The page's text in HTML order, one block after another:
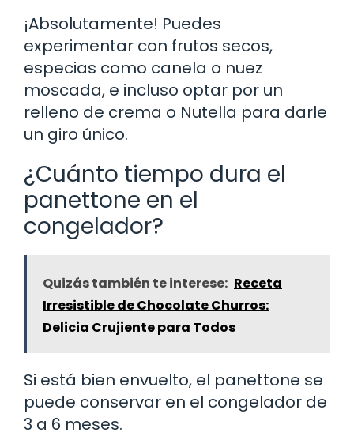
¡Absolutamente! Puedes
experimentar con frutos secos,
especias como canela o nuez
moscada, e incluso optar por un
relleno de crema o Nutella para darle
un giro único.
¿Cuánto tiempo dura el
panettone en el
congelador?
Quizás también te interese: Receta
Irresistible de Chocolate Churros:
Delicia Crujiente para Todos
Si está bien envuelto, el panettone se
puede conservar en el congelador de
3 a 6 meses.